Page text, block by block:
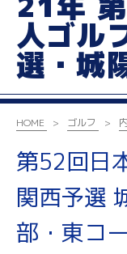
人ゴル
選・城
HOME ゴルフ
第52回日
関西予選
部・東コ